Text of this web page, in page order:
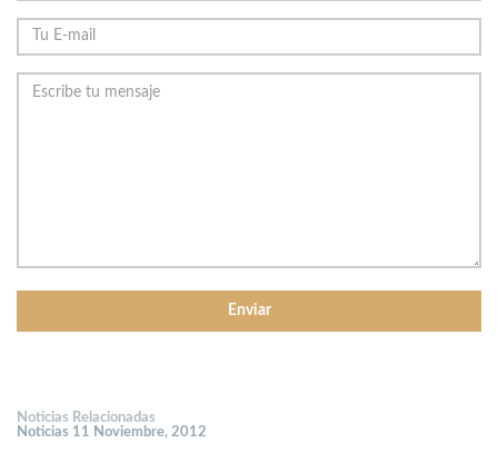
Noticias Relacionadas
Noticias 11 Noviembre, 2012